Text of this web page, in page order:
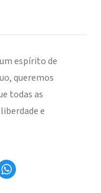
espírito de
queremos
todas as
e